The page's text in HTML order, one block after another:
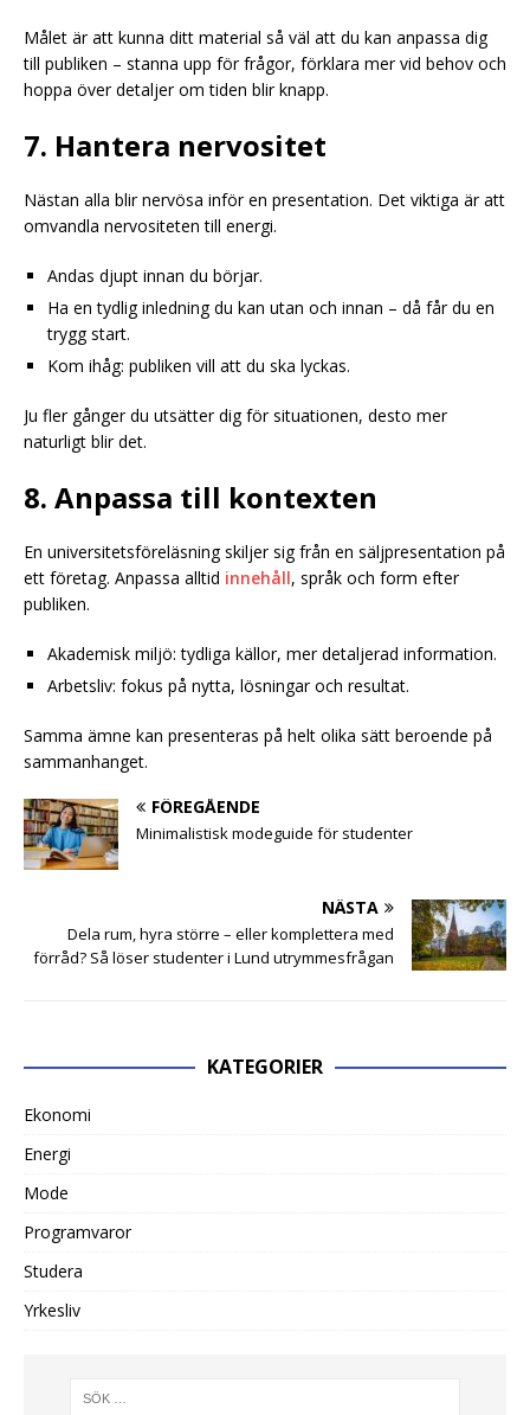
Målet är att kunna ditt material så väl att du kan anpassa dig
till publiken – stanna upp för frågor, förklara mer vid behov och
hoppa över detaljer om tiden blir knapp.
7. Hantera nervositet
Nästan alla blir nervösa inför en presentation. Det viktiga är att
omvandla nervositeten till energi.
Andas djupt innan du börjar.
Ha en tydlig inledning du kan utan och innan – då får du en
trygg start.
Kom ihåg: publiken vill att du ska lyckas.
Ju fler gånger du utsätter dig för situationen, desto mer
naturligt blir det.
8. Anpassa till kontexten
En universitetsföreläsning skiljer sig från en säljpresentation på
ett företag. Anpassa alltid innehåll, språk och form efter
publiken.
Akademisk miljö: tydliga källor, mer detaljerad information.
Arbetsliv: fokus på nytta, lösningar och resultat.
Samma ämne kan presenteras på helt olika sätt beroende på
sammanhanget.
FÖREGÅENDE
Minimalistisk modeguide för studenter
NÄSTA
Dela rum, hyra större – eller komplettera med
förråd? Så löser studenter i Lund utrymmesfrågan
KATEGORIER
Ekonomi
Energi
Mode
Programvaror
Studera
Yrkesliv